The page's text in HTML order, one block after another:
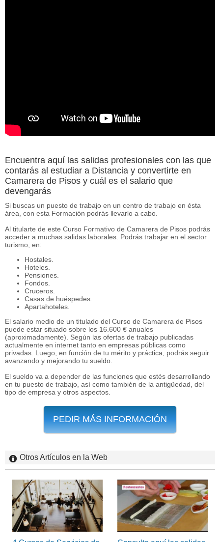
Encuentra aquí las salidas profesionales con las que
contarás al estudiar a Distancia y convertirte en
Camarera de Pisos y cuál es el salario que
devengarás
Si buscas un puesto de trabajo en un centro de trabajo en ésta
área, con esta Formación podrás llevarlo a cabo.
Al titularte de este Curso Formativo de Camarera de Pisos podrás
acceder a muchas salidas laborales. Podrás trabajar en el sector
turismo, en:
Hostales.
Hoteles.
Pensiones.
Fondos.
Cruceros.
Casas de huéspedes.
Apartahoteles.
El salario medio de un titulado del Curso de Camarera de Pisos
puede estar situado sobre los 16.600 € anuales
(aproximadamente). Según las ofertas de trabajo publicadas
actualmente en internet tanto en empresas públicas como
privadas. Luego, en función de tu mérito y práctica, podrás seguir
avanzando y mejorando tu sueldo.
El sueldo va a depender de las funciones que estés desarrollando
en tu puesto de trabajo, así como también de la antigüedad, del
tipo de empresa y otros aspectos.
PEDIR MÁS INFORMACIÓN
Otros Artículos en la Web